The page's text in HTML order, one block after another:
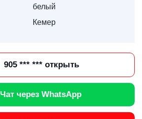
белый
Кемер
905 *** *** открыть
Чат через WhatsApp